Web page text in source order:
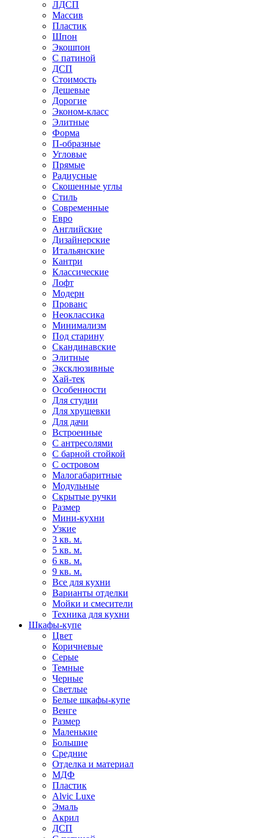
ЛДСП
Массив
Пластик
Шпон
Экошпон
С патиной
ДСП
Стоимость
Дешевые
Дорогие
Эконом-класс
Элитные
Форма
П-образные
Угловые
Прямые
Радиусные
Скошенные углы
Стиль
Современные
Евро
Английские
Дизайнерские
Итальянские
Кантри
Классические
Лофт
Модерн
Прованс
Неоклассика
Минимализм
Под старину
Скандинавские
Элитные
Эксклюзивные
Хай-тек
Особенности
Для студии
Для хрущевки
Для дачи
Встроенные
С антресолями
С барной стойкой
С островом
Малогабаритные
Модульные
Скрытые ручки
Размер
Мини-кухни
Узкие
3 кв. м.
5 кв. м.
6 кв. м.
9 кв. м.
Все для кухни
Варианты отделки
Мойки и смесители
Техника для кухни
Шкафы-купе
Цвет
Коричневые
Серые
Темные
Черные
Светлые
Белые шкафы-купе
Венге
Размер
Маленькие
Большие
Средние
Отделка и материал
МДФ
Пластик
Alvic Luxe
Эмаль
Акрил
ДСП